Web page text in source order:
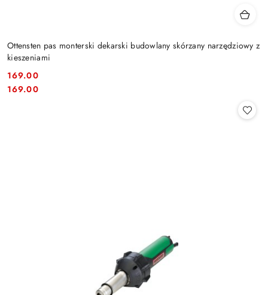
Ottensten pas monterski dekarski budowlany skórzany narzędziowy z
kieszeniami
Cena:
169.00
Cena:
169.00